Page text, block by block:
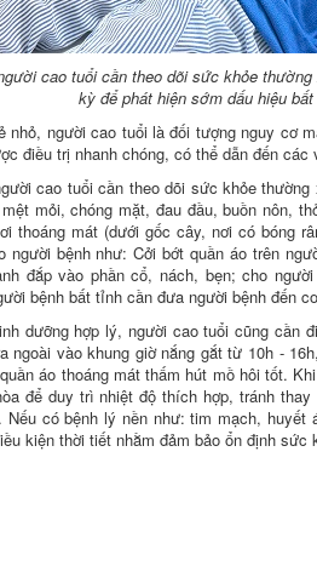
cao tuổi cần theo dõi sức khỏe
kỳ để phát hiện sớm dấu hiệu
nhỏ, người cao tuổi là đối tượng nguy cơ
điều trị nhanh chóng, có thể dẫn đến
cao tuổi cần theo dõi sức khỏe
mỏi, chóng mặt, đau đầu, buồn nôn,
thoáng mát (dưới gốc cây, nơi có bóng
người bệnh như: Cởi bớt quần áo trên
đắp vào phần cổ, nách, bẹn; cho
bệnh bất tỉnh cần đưa người bệnh đến
dưỡng hợp lý, người cao tuổi cũng cần
ngoài vào khung giờ nắng gắt từ 10h -
áo thoáng mát thấm hút mồ hôi tốt.
để duy trì nhiệt độ thích hợp, tránh
Nếu có bệnh lý nền như: tim mạch,
kiện thời tiết nhằm đảm bảo ổn định sức